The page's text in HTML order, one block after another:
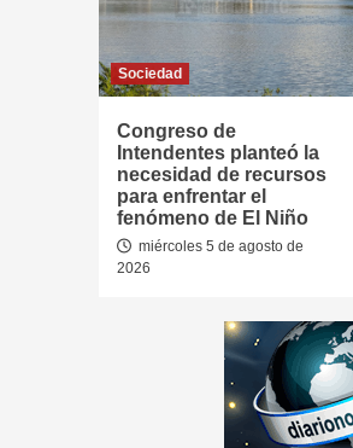
Sociedad
Congreso de
Intendentes planteó la
necesidad de recursos
para enfrentar el
fenómeno de El Niño
miércoles 5 de agosto de
2026